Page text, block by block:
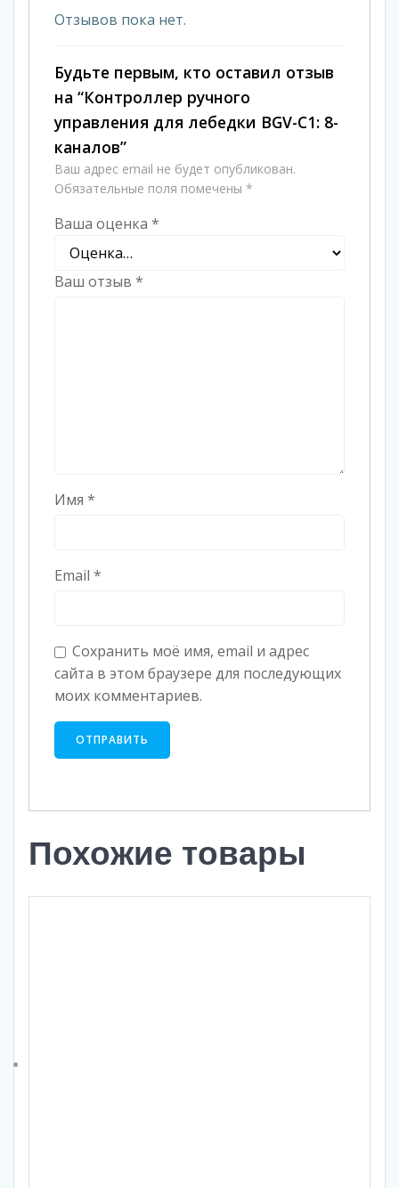
Отзывов пока нет.
Будьте первым, кто оставил отзыв
на “Контроллер ручного
управления для лебедки BGV-C1: 8-
каналов”
Ваш адрес email не будет опубликован.
Обязательные поля помечены *
Ваша оценка *
Ваш отзыв *
Имя *
Email *
Сохранить моё имя, email и адрес
сайта в этом браузере для последующих
моих комментариев.
Похожие товары